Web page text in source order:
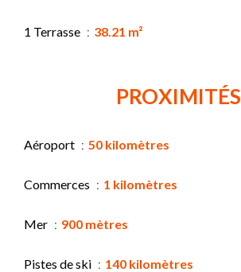
1 Terrasse 38.21 m²
PROXIMITÉS
Aéroport 50 kilomètres
Commerces 1 kilomètres
Mer 900 mètres
Pistes de ski 140 kilomètres